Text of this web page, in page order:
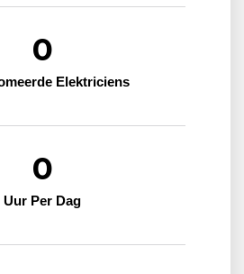
Elektriciens
0
Uur Per Dag
0